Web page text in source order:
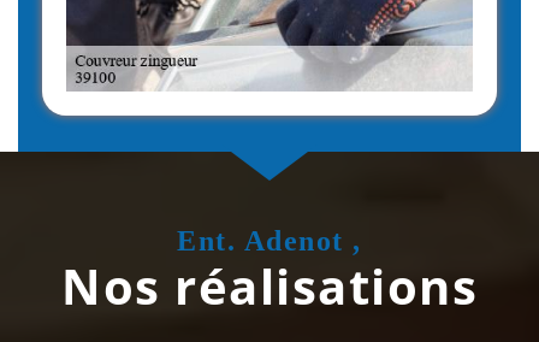
Ent. Adenot ,
Nos réalisations